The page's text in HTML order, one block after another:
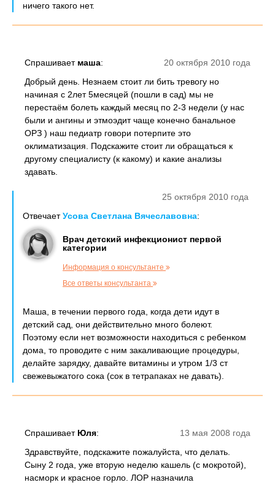
ничего такого нет.
20 октября 2010 года
Спрашивает маша:
Добрый день. Незнаем стоит ли бить тревогу но
начиная с 2лет 5месяцей (пошли в сад) мы не
перестаём болеть каждый месяц по 2-3 недели (у нас
были и ангины и этмоэдит чаще конечно банальное
ОРЗ ) наш педиатр говори потерпите это
оклиматизация. Подскажите стоит ли обращаться к
другому специалисту (к какому) и какие анализы
здавать.
25 октября 2010 года
ОтвечаетУсова Светлана Вячеславовна:
Врач детский инфекционист первой
категории
Информация о консультанте
Все ответы консультанта
Маша, в течении первого года, когда дети идут в
детский сад, они действительно много болеют.
Поэтому если нет возможности находиться с ребенком
дома, то проводите с ним закаливающие процедуры,
делайте зарядку, давайте витамины и утром 1/3 ст
свежевыжатого сока (сок в тетрапаках не давать).
13 мая 2008 года
Спрашивает Юля:
Здравствуйте, подскажите пожалуйста, что делать.
Сыну 2 года, уже вторую неделю кашель (с мокротой),
насморк и красное горло. ЛОР назначила